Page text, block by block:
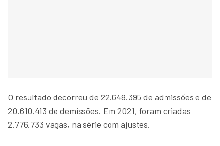
O resultado decorreu de 22.648.395 de admissões e de
20.610.413 de demissões. Em 2021, foram criadas
2.776.733 vagas, na série com ajustes.